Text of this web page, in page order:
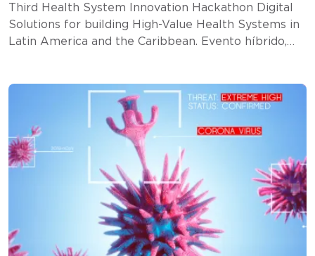
Third Health System Innovation Hackathon Digital
Solutions for building High-Value Health Systems in
Latin America and the Caribbean. Evento híbrido,…